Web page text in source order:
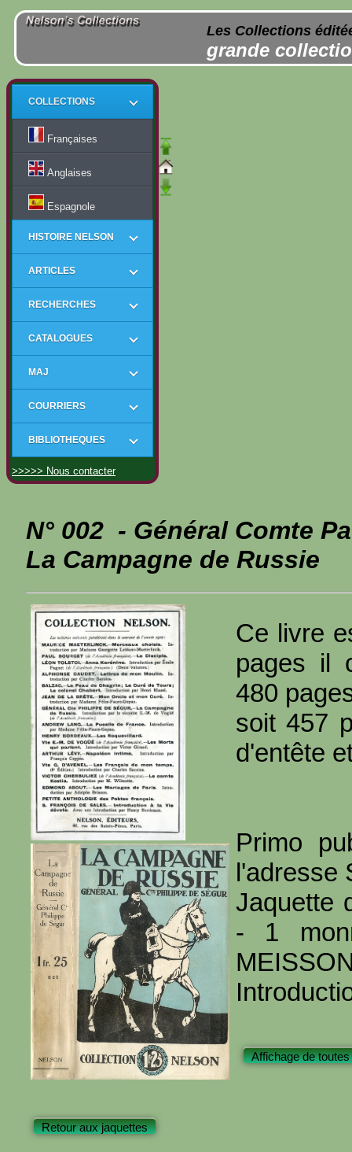
Les Collections
grande
COLLECTIONS
Françaises
Anglaises
Espagnole
HISTOIRE NELSON
ARTICLES
RECHERCHES
CATALOGUES
MAJ
COURRIERS
BIBLIOTHEQUES
>>>>> Nous contacter
N° 002 - Général Comte
La Campagne de Russie
Ce livre
pages il
480
soit 457
d'entête
Primo
l'adresse
Jaquette
- 1
Affichage de
Retour aux jaquettes